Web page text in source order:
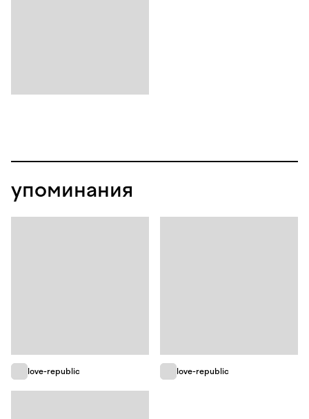
упоминания
love-republic love-republic